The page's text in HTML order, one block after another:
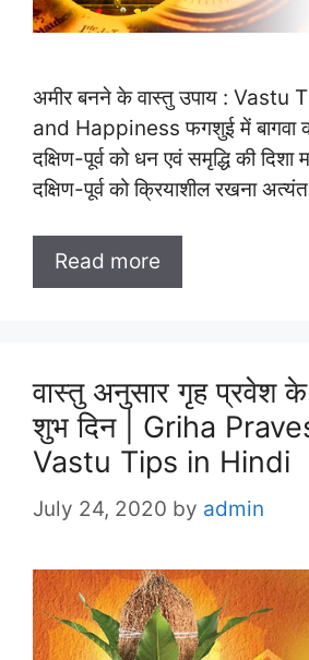
अमीर बनने के वास्तु उपाय :
and Happiness फगशुई में बागवा
दक्षिण-पूर्व को धन एवं समृद्धि की दिशा
दक्षिण-पूर्व को क्रियाशील रखना
Read more
वास्तु अनुसार गृह प्रवेश
शुभ दिन | Griha
Vastu Tips in Hindi
July 24, 2020 by admin